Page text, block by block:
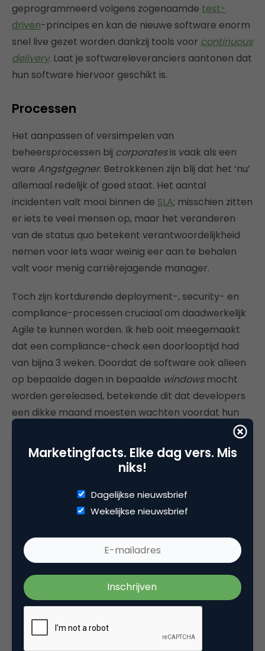
geprogrammeerd volgens zogenaamde test-
driven-principes en kan de nieuwe software enorm
snel live gezet worden dankzij tools voor continuous
delivery. Laat je softwareleveranciers aantonen dat
hun software hiervoor geschikt is.
Processen
Het aanpassen of versimpelen van
beheersprocessen bij corporatesis vaak als een
ware Angstgegner. Betrokkenen zijn blij dat het ‘nu’
allemaal redelijk of goed staat. Het aantal
incidenten valt mooi binnen de SLA; misschien zitten
er iets te veel mensen op, maar het veranderen
van de status quo betekent verantwoordelijkheid
nemen voor iets waar weinig eer aan te behalen
valt voor menig carrièrejagende manager.
Toch zijn kortdurende deployment-, security- en
compliance-processen cruciaal om daadwerkelijk
Agile te kunnen worden. Ik heb ooit meegemaakt
dat een compliance-check een doorlooptijd had
van bijna 3 weken. Doordat de software ook alleen
op bepaalde dagen in bepaalde windowsmocht
worden gereleased, betekende dit dat developers
een dikke maand moesten wachten voordat hun
code live ging. Daar gaan je goede voornemens.
Gelukkig bleek de check ook in twee werkdagen te
kunnen, op eenzelfde kwalitatief niveau.
Agile werken kan alleen als je snel kunt werken en
dat kan alleen met kortdurende
doorlooptijden te verkorten, overweeg dan een
ingrijpende stap, die organisatie-effecten zal
hebben:DevOps. Daarmee doorbreek je de
traditionele scheiding tussen ontwikkeling van
software en het beheer ervan. Het leidt niet alleen
tot kortere doorlooptijden, maar ook tot een
hogere kwaliteit van de code, en daarmee minder
Marketingfacts. Elke dag vers. Mis
niks!
Dagelijkse nieuwsbrief
Wekelijkse nieuwsbrief